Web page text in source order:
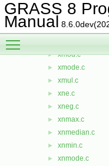
GRASS 8
Manual
► xlt.c
► xmax.c
► xmedian.c
► xmod.c
► xmode.c
► xmul.c
► xne.c
► xneg.c
► xnmax.c
► xnmedian.c
► xnmin.c
► xnmode.c